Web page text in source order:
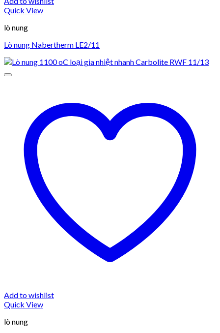
Quick View
lò nung
Lò nung Nabertherm LE2/11
Add to wishlist
Quick View
lò nung